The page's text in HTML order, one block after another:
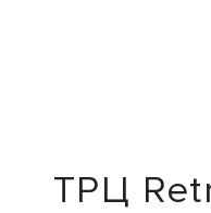
ТРЦ